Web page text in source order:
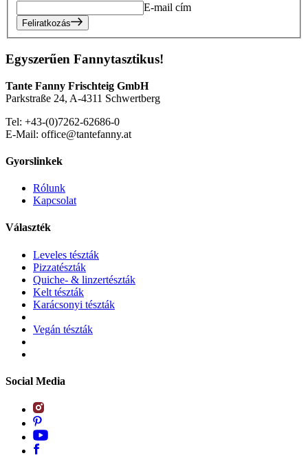
E-mail cím
Feliratkozás
Egyszerűen Fannytasztikus!
Tante Fanny Frischteig GmbH
Parkstraße 24, A-4311 Schwertberg
Tel: +43-(0)7262-62686-0
E-Mail: office@tantefanny.at
Gyorslinkek
Rólunk
Kapcsolat
Választék
Leveles tészták
Pizzatészták
Quiche- & linzertészták
Kelt tészták
Karácsonyi tészták
Vegán tészták
Social Media